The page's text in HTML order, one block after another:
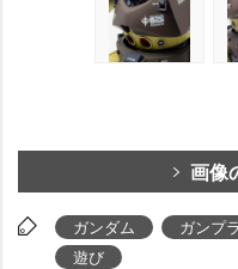
画像
ガンダム ガンプラ
遊び